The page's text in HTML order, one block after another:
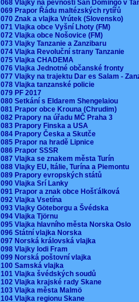
068 Vlajky na pevnosti San Domingo v
069 Prapor Řádu maltézských rytířů
070 Znak a vlajka Vrútek (Slovensko)
071 Vlajka obce Vyšní Lhoty (FM)
072 Vlajka obce Nošovice (FM)
073 Vlajky Tanzanie a Zanzibaru
074 Vlajka Revoluční strany Tanzanie
075 Vlajka CHADEMA
076 Vlajka Jednotné občanské fronty
077 Vlajky na trajektu Dar es Salam -
078 Vlajka tanzanské policie
079 PF 2017
080 Setkání s Eldarem Shengelaiou
081 Prapor obce Krouna (Chrudim)
082 Prapory na úřadu MČ Praha 3
083 Prapory Finska a USA
084 Prapory Česka a Skutče
085 Prapor na hradě Lipnice
086 Prapor SSSR
087 Vlajka se znakem města Turín
088 Vlajky EU, Itálie, Turína a Piemontu
089 Prapory evropských států
090 Vlajka Srí Lanky
091 Prapor a znak obce Hošťálková
092 Vlajka Vsetína
093 Vlajky Göteborgu a Švédska
094 Vlajka Tjörnu
095 Vlajka hlavního města Norska Oslo
096 Státní vlajka Norska
097 Norská královská vlajka
098 Vlajky lodi Fram
099 Norská poštovní vlajka
100 Samská vlajka
101 Vlajka švédských soudů
102 Vlajka krajské rady Skane
103 Vlajka města Malmö
104 Vlajka regionu Skane